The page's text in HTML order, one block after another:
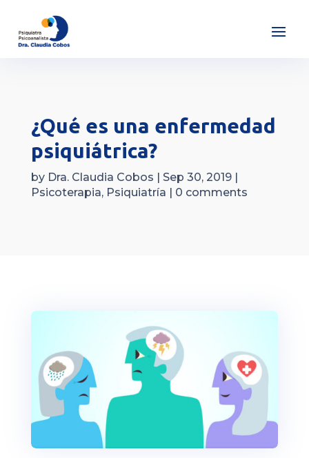
¿Qué es una enfermedad
psiquiátrica?
by Dra. Claudia Cobos | Sep 30, 2019|
Psicoterapia, Psiquiatría | 0 comments